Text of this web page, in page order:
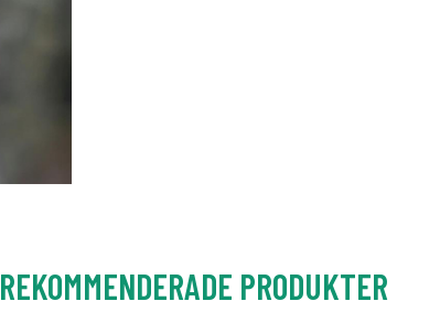
REKOMMENDERADE PRODUKTER